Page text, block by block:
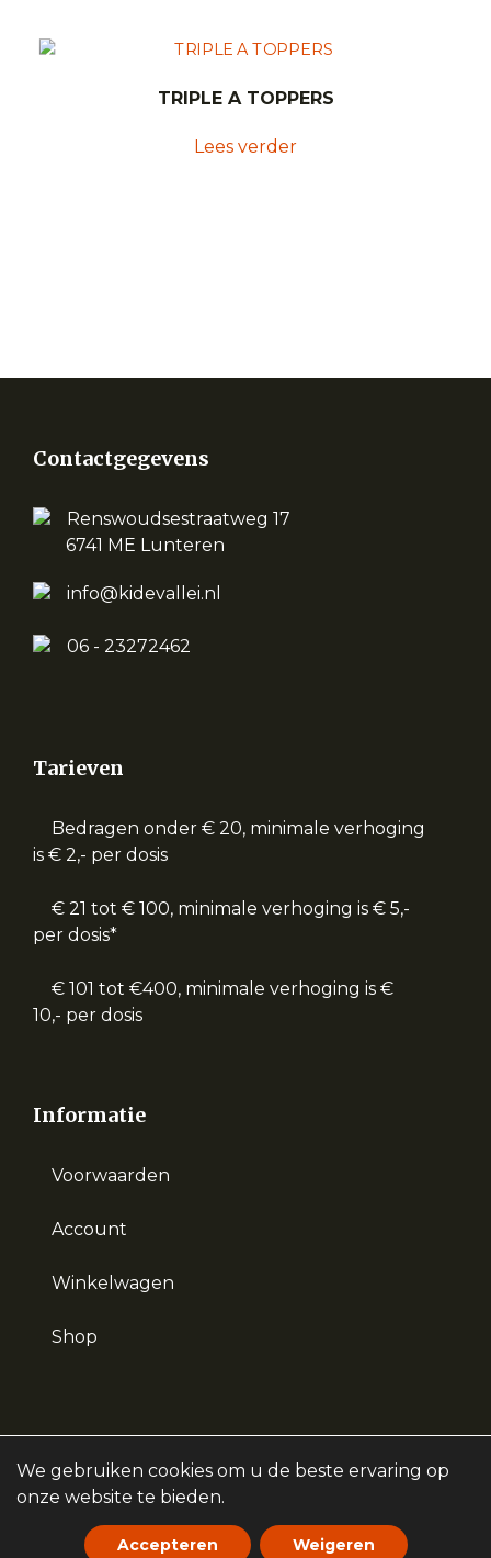
TRIPLE A TOPPERS
Lees verder
Contactgegevens
Renswoudsestraatweg 17
6741 ME Lunteren
info@kidevallei.nl
06 - 23272462
Tarieven
Bedragen onder € 20, minimale verhoging
is € 2,- per dosis
€ 21 tot € 100, minimale verhoging is € 5,-
per dosis*
€ 101 tot €400, minimale verhoging is €
10,- per dosis
Informatie
Voorwaarden
Account
Winkelwagen
Shop
Copyright © Kidevallei2026
Renswoudsestraatweg 17, 6741 ME Lunteren
We gebruiken cookies om u de beste ervaring op
onze website te bieden.
Accepteren Weigeren